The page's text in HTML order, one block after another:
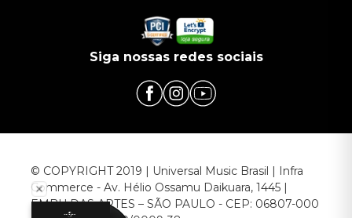
Siga nossas redes sociais
© COPYRIGHT 2019 | Universal Music Brasil | Infra
Commerce - Av. Hélio Ossamu Daikuara, 1445 |
EMBU DAS ARTES – SÃO PAULO - CEP: 06807-000